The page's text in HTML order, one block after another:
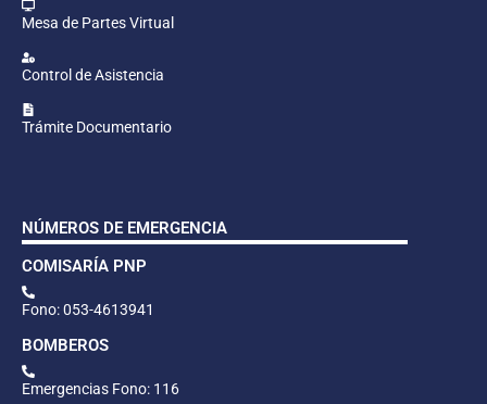
Mesa de Partes Virtual
Control de Asistencia
Trámite Documentario
NÚMEROS DE EMERGENCIA
COMISARÍA PNP
Fono: 053-4613941
BOMBEROS
Emergencias Fono: 116